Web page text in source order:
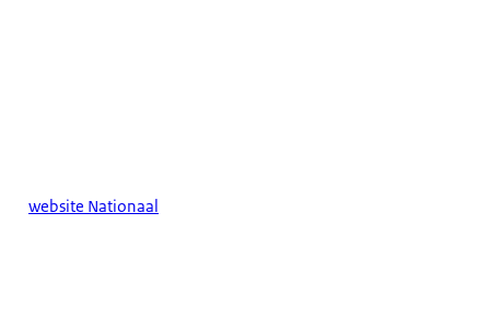
website Nationaal